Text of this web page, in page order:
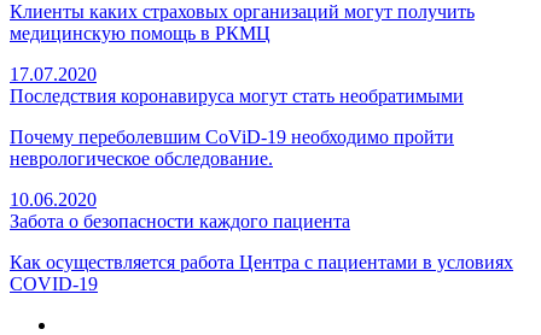
Клиенты каких страховых организаций могут получить
медицинскую помощь в РКМЦ
17.07.2020
Последствия коронавируса могут стать необратимыми
Почему переболевшим CoViD-19 необходимо пройти
неврологическое обследование.
10.06.2020
Забота о безопасности каждого пациента
Как осуществляется работа Центра с пациентами в условиях
COVID-19